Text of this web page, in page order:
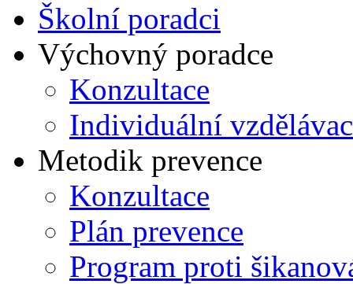
Školní poradci
Výchovný poradce
Konzultace
Individuální
Metodik prevence
Konzultace
Plán prevence
Program proti